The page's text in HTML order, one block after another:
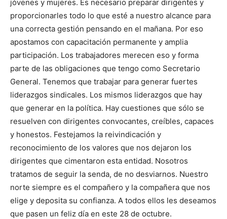
jóvenes y mujeres. Es necesario preparar dirigentes y
proporcionarles todo lo que esté a nuestro alcance para
una correcta gestión pensando en el mañana. Por eso
apostamos con capacitación permanente y amplia
participación. Los trabajadores merecen eso y forma
parte de las obligaciones que tengo como Secretario
General. Tenemos que trabajar para generar fuertes
liderazgos sindicales. Los mismos liderazgos que hay
que generar en la política. Hay cuestiones que sólo se
resuelven con dirigentes convocantes, creíbles, capaces
y honestos. Festejamos la reivindicación y
reconocimiento de los valores que nos dejaron los
dirigentes que cimentaron esta entidad. Nosotros
tratamos de seguir la senda, de no desviarnos. Nuestro
norte siempre es el compañero y la compañera que nos
elige y deposita su confianza. A todos ellos les deseamos
que pasen un feliz día en este 28 de octubre.